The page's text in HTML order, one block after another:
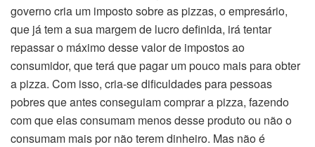
governo cria um imposto sobre as pizzas, o empresário,
que já tem a sua margem de lucro definida, irá tentar
repassar o máximo desse valor de impostos ao
consumidor, que terá que pagar um pouco mais para obter
a pizza. Com isso, cria-se dificuldades para pessoas
pobres que antes conseguiam comprar a pizza, fazendo
com que elas consumam menos desse produto ou não o
consumam mais por não terem dinheiro. Mas não é